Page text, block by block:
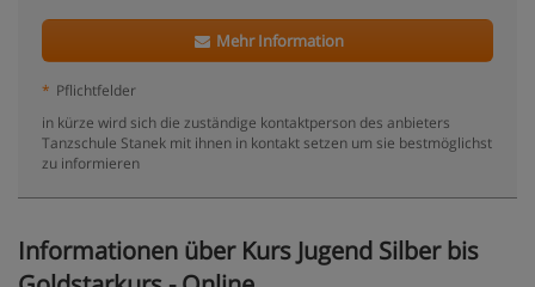
Mehr Information
* Pflichtfelder
in kürze wird sich die zuständige kontaktperson des anbieters
Tanzschule Stanek mit ihnen in kontakt setzen um sie bestmöglichst
zu informieren
Informationen über Kurs Jugend Silber bis